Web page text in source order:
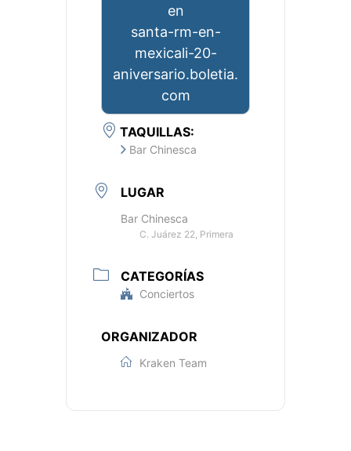
en
santa-rm-en-
mexicali-20-
aniversario.boletia.
com
TAQUILLAS:
Bar Chinesca
LUGAR
Bar Chinesca
C. Juárez 22, Primera
CATEGORÍAS
Conciertos
ORGANIZADOR
Kraken Team